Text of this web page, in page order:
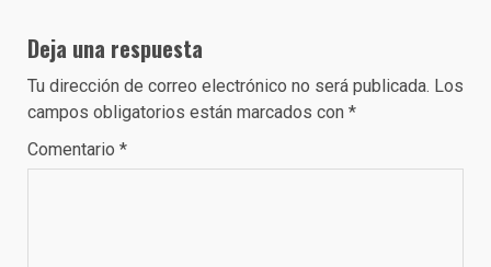
Deja una respuesta
Tu dirección de correo electrónico no será publicada. Los
campos obligatorios están marcados con *
Comentario *